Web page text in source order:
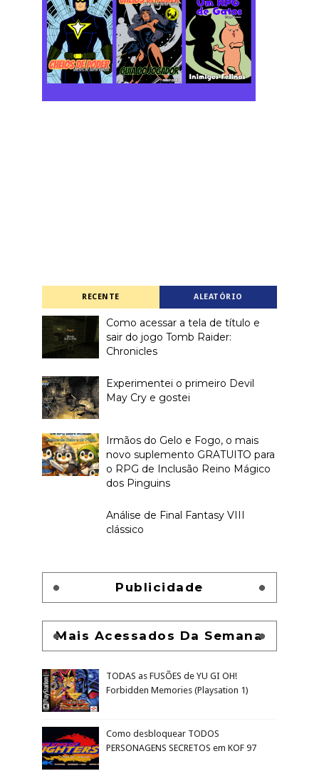
RECENTE ALEATÓRIO
Como acessar a tela de título e
sair do jogo Tomb Raider:
Chronicles
Experimentei o primeiro Devil
May Cry e gostei
Irmãos do Gelo e Fogo, o mais
novo suplemento GRATUITO para
o RPG de Inclusão Reino Mágico
dos Pinguins
Análise de Final Fantasy VIII
clássico
Publicidade
Mais Acessados Da Semana
TODAS as FUSÕES de YU GI OH!
Forbidden Memories (Playsation 1)
Como desbloquear TODOS
PERSONAGENS SECRETOS em KOF 97